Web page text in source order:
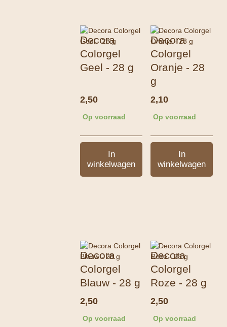
Decora
Colorgel
Geel - 28 g
2,50
Op voorraad
In
winkelwagen
Decora
Colorgel
Oranje - 28
g
2,10
Op voorraad
In
winkelwagen
Decora
Colorgel
Blauw - 28 g
2,50
Op voorraad
Decora
Colorgel
Roze - 28 g
2,50
Op voorraad